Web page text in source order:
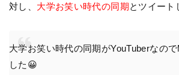
対し、 大学お笑い時代の同期とツイート
大学お笑い時代の同期がYouTuberなの
した😀